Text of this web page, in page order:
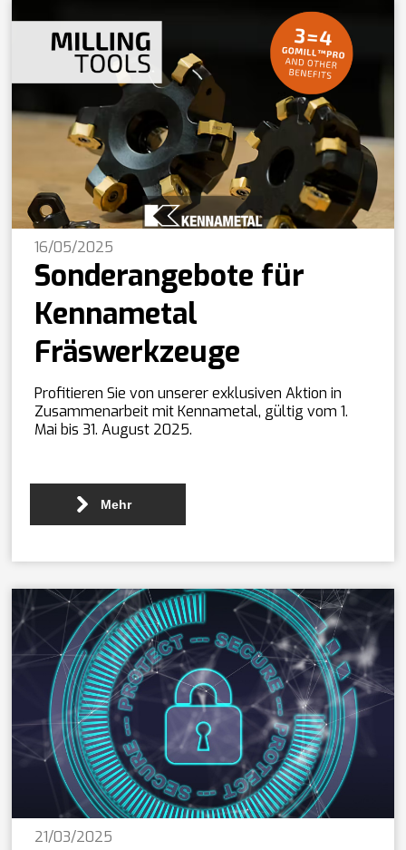
16/05/2025
Sonderangebote für
Kennametal
Fräswerkzeuge
Profitieren Sie von unserer exklusiven Aktion in
Zusammenarbeit mit Kennametal, gültig vom 1.
Mai bis 31. August 2025.
Mehr
21/03/2025